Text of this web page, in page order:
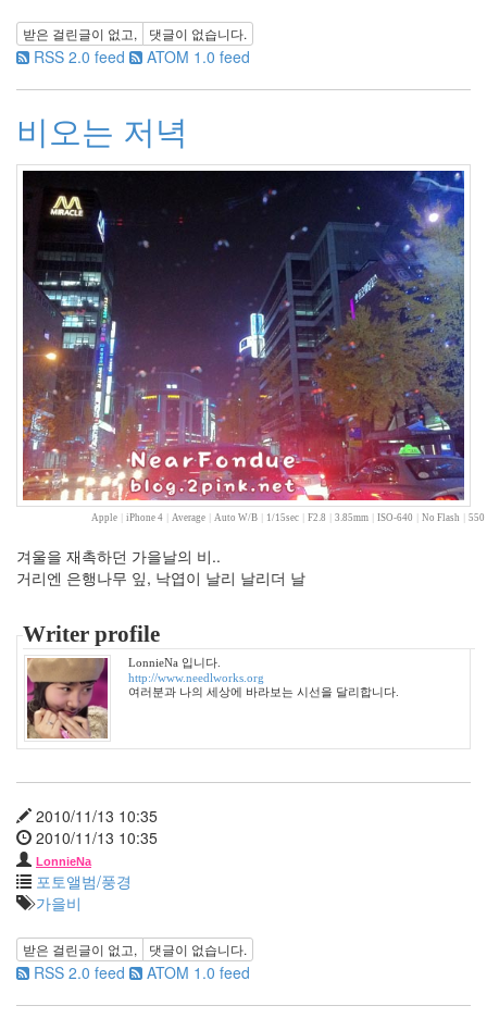
받은 걸린글이 없고, 댓글이 없습니다.
RSS 2.0 feed ATOM 1.0 feed
비오는 저녁
Apple iPhone 4 Average Auto W/B 1/15sec F2.8 3.85mm ISO-640 No Flash 550
겨울을 재촉하던 가을날의 비..
거리엔 은행나무 잎, 낙엽이 날리 날리더 날
Writer profile
LonnieNa 입니다.
http://www.needlworks.org
여러분과 나의 세상에 바라보는 시선을 달리합니다.
2010/11/13 10:35
2010/11/13 10:35
LonnieNa
포토앨범/풍경
가을비
받은 걸린글이 없고, 댓글이 없습니다.
RSS 2.0 feed ATOM 1.0 feed
2009
년
1
월
2009
년
3
월
2009
년
4
월
2
2009
년
5
3
2009
년
월
1
2009
년
7
월
2009
년
8
월
3
2009
년
9
월
3
2009